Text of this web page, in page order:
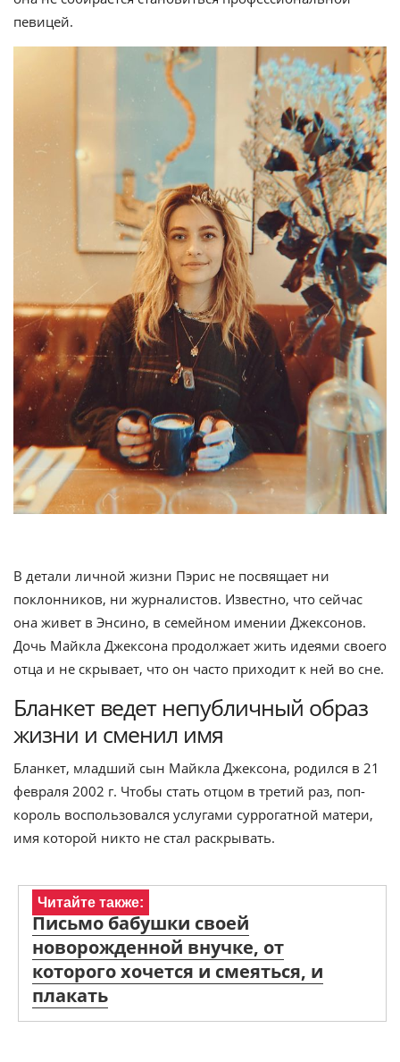
певицей.
В детали личной жизни Пэрис не посвящает ни
поклонников, ни журналистов. Известно, что сейчас
она живет в Энсино, в семейном имении Джексонов.
Дочь Майкла Джексона продолжает жить идеями своего
отца и не скрывает, что он часто приходит к ней во сне.
Бланкет ведет непубличный образ
жизни и сменил имя
Бланкет, младший сын Майкла Джексона, родился в 21
февраля 2002 г. Чтобы стать отцом в третий раз, поп-
король воспользовался услугами суррогатной матери,
имя которой никто не стал раскрывать.
Читайте также:
Письмо бабушки своей
новорожденной внучке, от
которого хочется и смеяться, и
плакать